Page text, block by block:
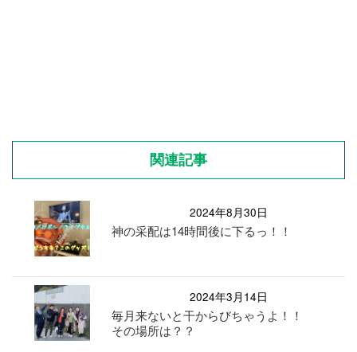
関連記事
2024年8月30日
神の采配は14時間後に下るっ！！
2024年3月14日
毎月来ないと干からびちゃうよ！！
その場所は？？